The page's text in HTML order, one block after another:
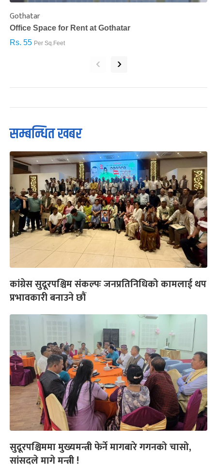
Gothatar
Office Space for Rent at Gothatar
Rs. 55 Per Sq.Feet
‹ ›
सम्बन्धित खबर
कांग्रेस सुदूरपश्चिम संकल्पः जनप्रतिनिधिको कामलाई थप
प्रभावकारी बनाउने छौं
सुदूरपश्चिममा मुख्यमन्त्री फेर्ने मागबारे गगनको चासो,
सांसदले मागे मन्त्री !